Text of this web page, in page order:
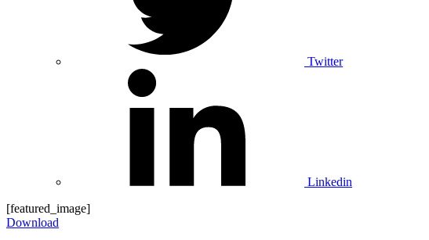
Twitter
Linkedin
[featured_image]
Download